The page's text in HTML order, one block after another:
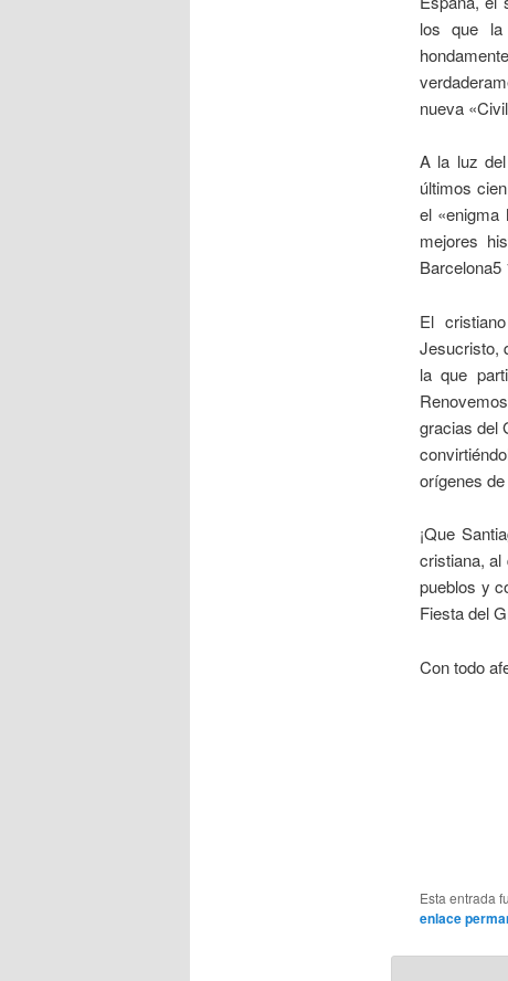
los que la
nueva
A la luz
últimos
el «enigma
mejores
Barcelona5
El
Jesucristo,
la que
gracias del
orígenes
¡Que
cristiana, al
pueblos y
Fiesta del
Con todo
Esta entrada
enlace